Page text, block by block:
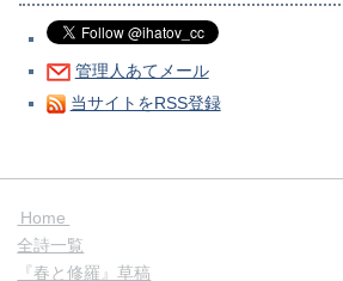
管理人あてメール
当サイトをRSS登録
Home
全詩一覧
『春と修羅』草稿